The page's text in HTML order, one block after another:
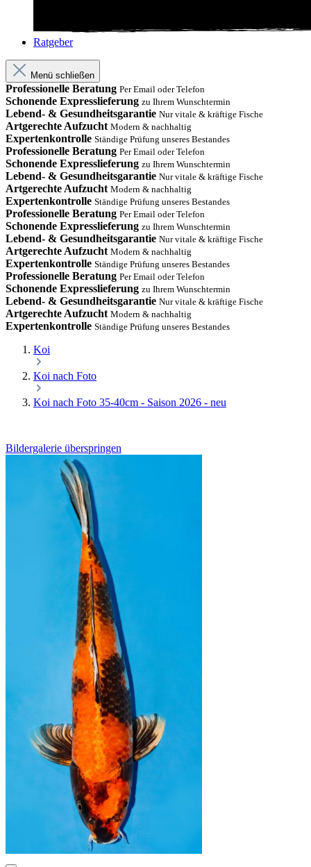
Ratgeber
Menü schließen
Professionelle Beratung Per Email oder Telefon
Schonende Expresslieferung zu Ihrem Wunschtermin
Lebend- & Gesundheitsgarantie Nur vitale & kräftige Fische
Artgerechte Aufzucht Modern & nachhaltig
Expertenkontrolle Ständige Prüfung unseres Bestandes
Professionelle Beratung Per Email oder Telefon
Schonende Expresslieferung zu Ihrem Wunschtermin
Lebend- & Gesundheitsgarantie Nur vitale & kräftige Fische
Artgerechte Aufzucht Modern & nachhaltig
Expertenkontrolle Ständige Prüfung unseres Bestandes
Professionelle Beratung Per Email oder Telefon
Schonende Expresslieferung zu Ihrem Wunschtermin
Lebend- & Gesundheitsgarantie Nur vitale & kräftige Fische
Artgerechte Aufzucht Modern & nachhaltig
Expertenkontrolle Ständige Prüfung unseres Bestandes
Professionelle Beratung Per Email oder Telefon
Schonende Expresslieferung zu Ihrem Wunschtermin
Lebend- & Gesundheitsgarantie Nur vitale & kräftige Fische
Artgerechte Aufzucht Modern & nachhaltig
Expertenkontrolle Ständige Prüfung unseres Bestandes
Koi
Koi nach Foto
Koi nach Foto 35-40cm - Saison 2026 - neu
Bildergalerie überspringen